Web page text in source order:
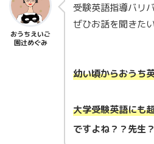
おうちえいご
園辻めぐみ
受験英語指導バリ
ぜひお話を聞きた
幼い頃からおうち
大学受験英語にも
ですよね？？先生